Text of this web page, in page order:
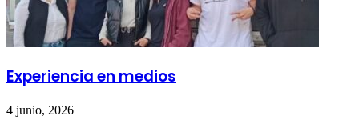
Experiencia en medios
4 junio, 2026